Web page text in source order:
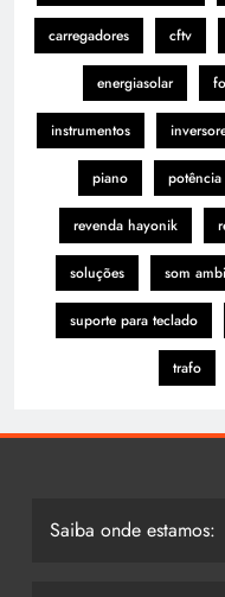
carregadores cftv
energiasolar
instrumentos
piano potência
revenda hayonik
soluções som
suporte para teclado
trafo
Saiba onde estamos: